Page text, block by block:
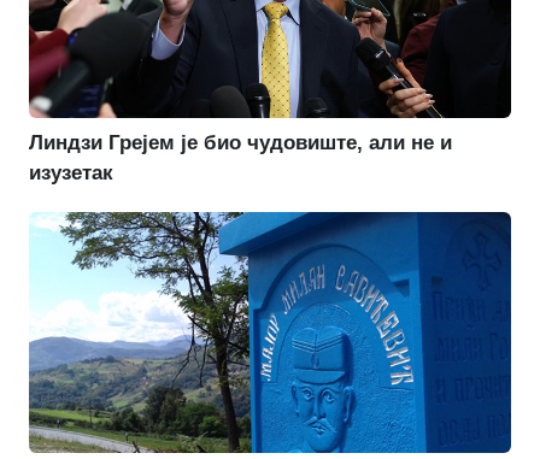
Линдзи Грејем је био чудовиште, али не и
изузетак